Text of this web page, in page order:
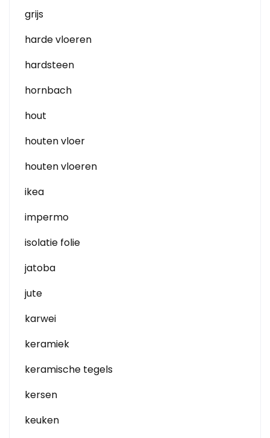
grijs
harde vloeren
hardsteen
hornbach
hout
houten vloer
houten vloeren
ikea
impermo
isolatie folie
jatoba
jute
karwei
keramiek
keramische tegels
kersen
keuken